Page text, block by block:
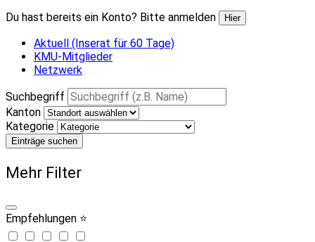
Du hast bereits ein Konto? Bitte anmelden
Hier
Aktuell (Inserat für 60 Tage)
KMU-Mitglieder
Netzwerk
Suchbegriff
Kanton
Kategorie
Einträge suchen
Mehr Filter
Empfehlungen ⭐